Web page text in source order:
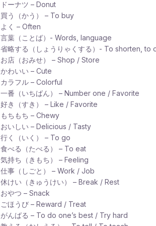
ドーナツ – Donut
買う（かう） – To buy
よく – Often
言葉（ことば）- Words, language
省略する（しょうりゃくする）- To shorten, to
お店（おみせ） – Shop / Store
かわいい – Cute
カラフル – Colorful
一番（いちばん） – Number one / Favorite
好き（すき） – Like / Favorite
もちもち – Chewy
おいしい – Delicious / Tasty
行く（いく） – To go
食べる（たべる） – To eat
気持ち（きもち） – Feeling
仕事（しごと） – Work / Job
休けい（きゅうけい） – Break / Rest
おやつ – Snack
ごほうび – Reward / Treat
がんばる – To do one’s best / Try hard